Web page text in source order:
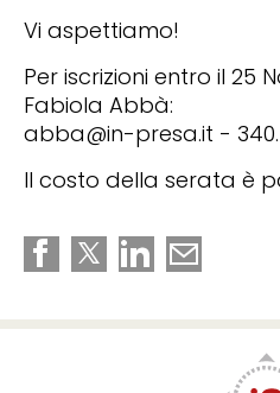
Vi aspettiamo!
Per iscrizioni entro il 25
Fabiola Abbà:
abba@in-presa.it -
Il costo della serata è